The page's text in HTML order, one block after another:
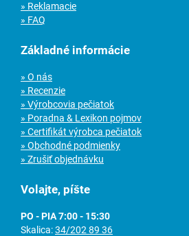
» Reklamacie
» FAQ
Základné informácie
» O nás
» Recenzie
» Výrobcovia pečiatok
» Poradna & Lexikon pojmov
» Certifikát výrobca pečiatok
» Obchodné podmienky
» Zrušiť objednávku
Volajte, píšte
PO - PIA 7:00 - 15:30
Skalica:34/202 89 36